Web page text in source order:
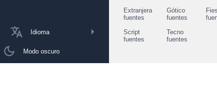
Idioma
Modo oscuro
Extranjera
fuentes
Gótico
fuentes
Script
fuentes
Tecno
fuentes